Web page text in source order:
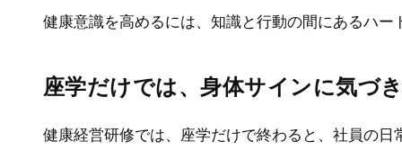
健康意識を高めるには、知識と行動の間にあるハー
座学だけでは、身体サインに気づ
健康経営研修では、座学だけで終わると、社員の